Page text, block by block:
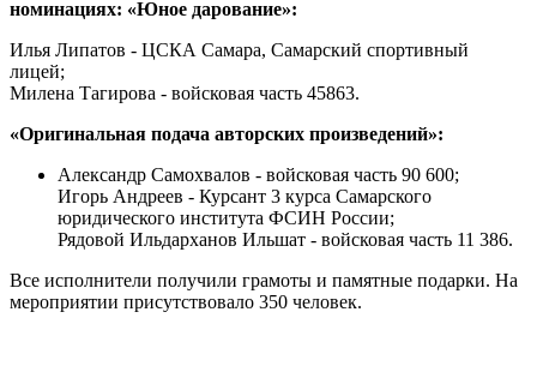
номинациях: «Юное дарование»:
Илья Липатов - ЦСКА Самара, Самарский спортивный
лицей;
Милена Тагирова - войсковая часть 45863.
«Оригинальная подача авторских произведений»:
Александр Самохвалов - войсковая часть 90 600;
Игорь Андреев - Курсант 3 курса Самарского
юридического института ФСИН России;
Рядовой Ильдарханов Ильшат - войсковая часть 11 386.
Все исполнители получили грамоты и памятные подарки. На
мероприятии присутствовало 350 человек.